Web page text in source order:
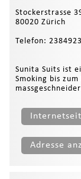
Stockerstrasse
80020 Zürich
Telefon:
Sunita Suits ist
Smoking bis
Adresse